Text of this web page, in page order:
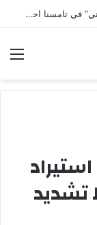
مجلة فرنسية تكشف كيف أصبح المغرب من أبرز الوجهات السياحية في العالم
تشديد